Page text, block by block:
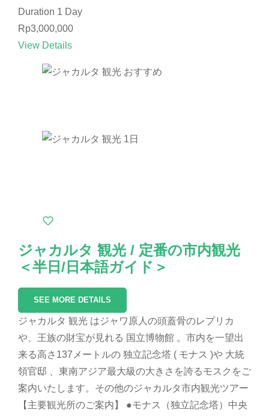
Duration 1 Day
Rp3,000,000
View Details
ジャカルタ 観光 / 定番の市内観光
＜半日/日本語ガイド＞
SEE MORE DETAILS
ジャカルタ 観光 はジャワ原人の頭蓋骨のレプリカ
や、王族の財宝が見れる 国立博物館 。市内を一望出
来る高さ137メートルの 独立記念塔 ( モナス )や 大統
領官邸 、東南アジア最大級の大きさを誇るモスクをご
案内いたします。その他のジャカルタ市内観光ツアー
【主要観光所のご案内】 ●モナス（独立記念塔）中央